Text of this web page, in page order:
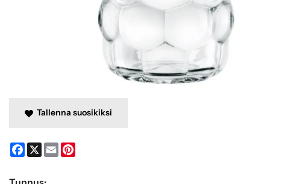
Tallenna suosikiksi
Facebook
X Email